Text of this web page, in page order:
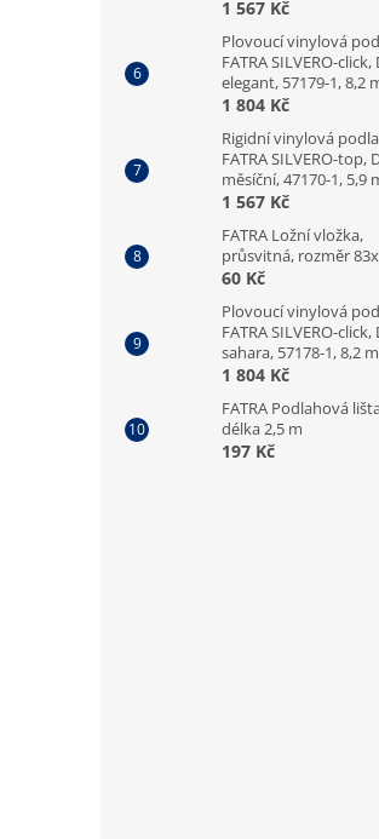
1 567 Kč
Plovoucí vinylová
FATRA SILVERO-click,
elegant, 57179-1, 8,2
1 804 Kč
Rigidní vinylová
FATRA SILVERO-top,
měsíční, 47170-1, 5,9
1 567 Kč
FATRA Ložní vložka,
průsvitná, rozměr
60 Kč
Plovoucí vinylová
FATRA SILVERO-click,
sahara, 57178-1, 8,2
1 804 Kč
FATRA Podlahová
délka 2,5 m
197 Kč